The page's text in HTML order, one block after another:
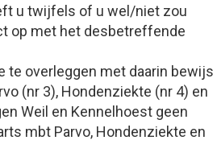
u twijfels of u wel/niet zou
op met het desbetreffende
te overleggen met daarin bewijs
(nr 3), Hondenziekte (nr 4) en
Weil en Kennelhoest geen
mbt Parvo, Hondenziekte en